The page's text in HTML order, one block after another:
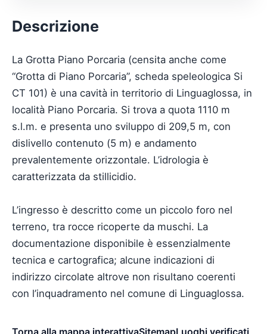
Descrizione
La Grotta Piano Porcaria (censita anche come
“Grotta di Piano Porcaria”, scheda speleologica Si
CT 101) è una cavità in territorio di Linguaglossa, in
località Piano Porcaria. Si trova a quota 1110 m
s.l.m. e presenta uno sviluppo di 209,5 m, con
dislivello contenuto (5 m) e andamento
prevalentemente orizzontale. L’idrologia è
caratterizzata da stillicidio.
L’ingresso è descritto come un piccolo foro nel
terreno, tra rocce ricoperte da muschi. La
documentazione disponibile è essenzialmente
tecnica e cartografica; alcune indicazioni di
indirizzo circolate altrove non risultano coerenti
con l’inquadramento nel comune di Linguaglossa.